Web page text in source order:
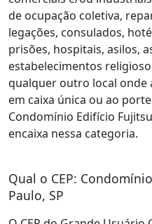
de ocupação coletiva,
legações, consulados,
prisões, hospitais, asilos,
estabelecimentos
qualquer outro local onde
em caixa única ou ao
Condomínio Edifício
encaixa nessa categoria.
Qual o CEP:
Paulo, SP